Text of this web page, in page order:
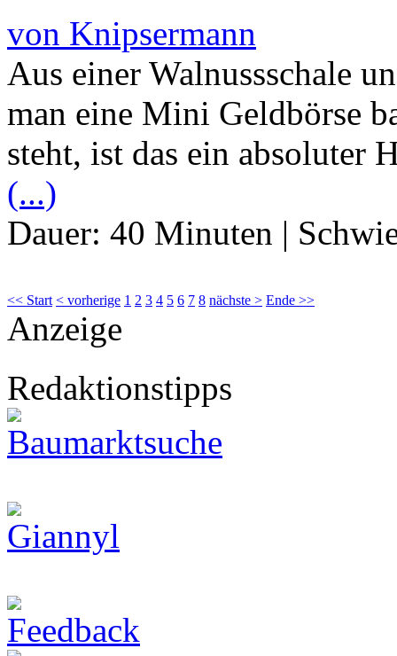
von Knipsermann
Aus einer Walnussschale
man eine Mini Geldbörse
steht, ist das ein absoluter
(...)
Dauer: 40 Minuten |
<< Start < vorherige 1 2 3 4 5 6 7 8 nächste > Ende >>
Anzeige
Redaktionstipps